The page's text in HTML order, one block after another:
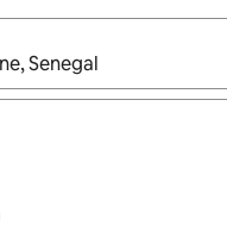
är tillgängliga kan du